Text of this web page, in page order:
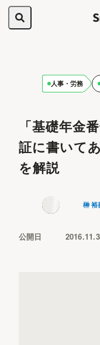
人事・労務
「基礎年金
証に書いて
を解説
榊 裕
公開日